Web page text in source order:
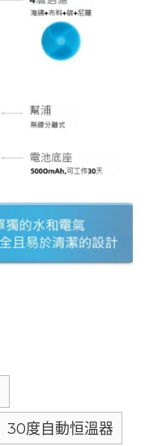
30度自動恒溫器